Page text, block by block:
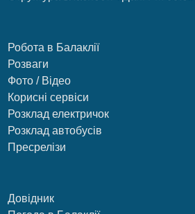
Робота в Балаклії
Розваги
Фото / Відео
Корисні сервіси
Розклад електричок
Розклад автобусів
Пресрелізи
Довідник